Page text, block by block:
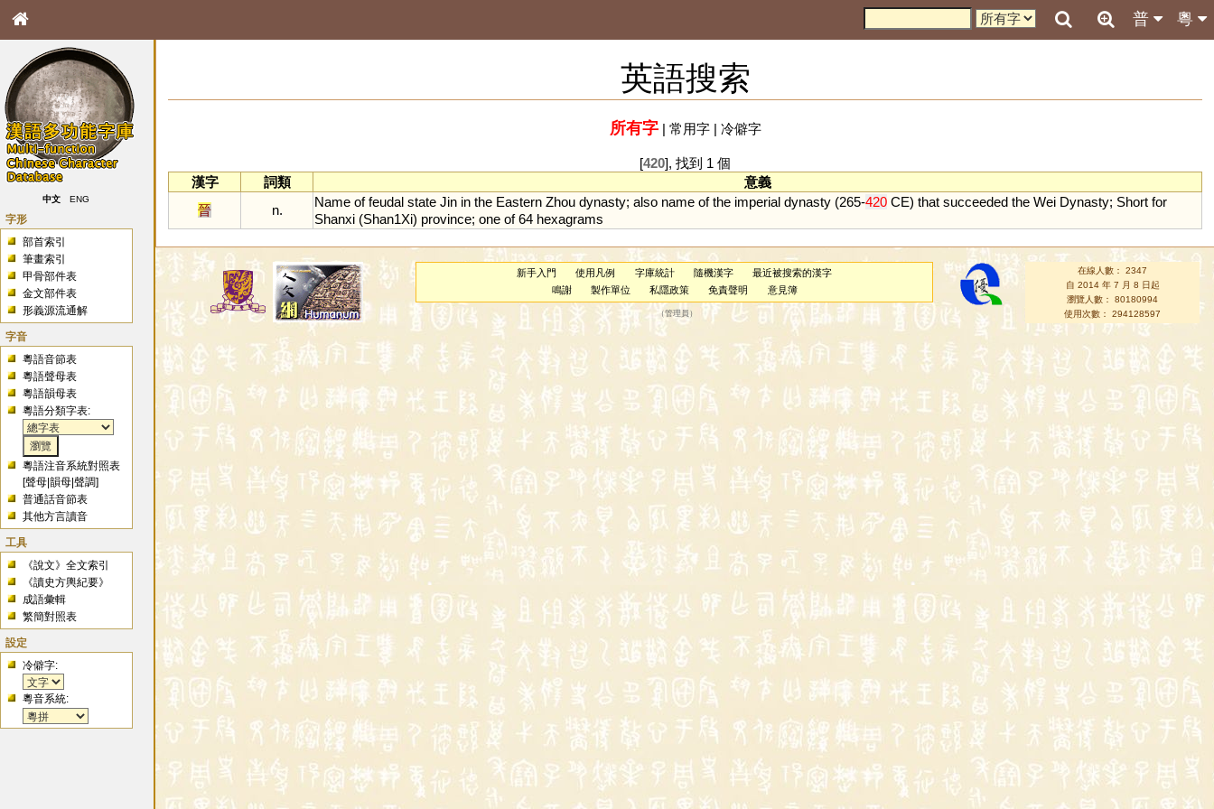
粵
普
中文 ENG
字形
部首索引
筆畫索引
甲骨部件表
金文部件表
形義源流通解
字音
粵語音節表
粵語聲母表
粵語韻母表
粵語分類字表:
粵語注音系統對照表
[聲母 |韻母 |聲調]
普通話音節表
其他方言讀音
工具
《說文》全文索引
《讀史方輿紀要》
成語彙輯
繁簡對照表
設定
冷僻字:
粵音系統:
英語搜索
所有字| 常用字| 冷僻字
[420], 找到 1 個
漢字
詞類
意義
晉
n.
Name of feudal state Jin in the Eastern Zhou dynasty; also name of the imperial dynasty (265-420 CE) that succeeded the Wei Dynasty; Short for
Shanxi (Shan1Xi) province; one of 64 hexagrams
新手入門 使用凡例 字庫統計 隨機漢字
最近被搜索的漢字
鳴謝
製作單位 私隱政策 免責聲明 意見簿
（管理員）
在線人數： 2347
自 2014 年 7 月 8 日起
瀏覽人數： 80180994
使用次數： 294128597